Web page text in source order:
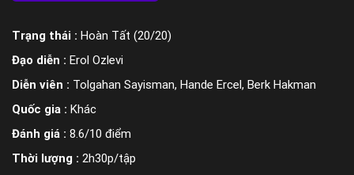
Trạng thái : Hoàn Tất (20/20)
Đạo diễn : Erol Ozlevi
Diễn viên : Tolgahan Sayisman, Hande Ercel, Berk Hakman
Quốc gia : Khác
Đánh giá : 8.6/10 điểm
Thời lượng : 2h30p/tập